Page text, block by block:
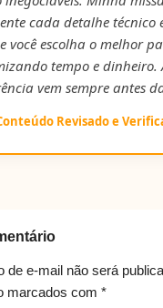
cada detalhe técnico
você escolha o melhor
tempo e dinheiro.
vem sempre antes
Revisado e
de e-mail não será
marcados com *